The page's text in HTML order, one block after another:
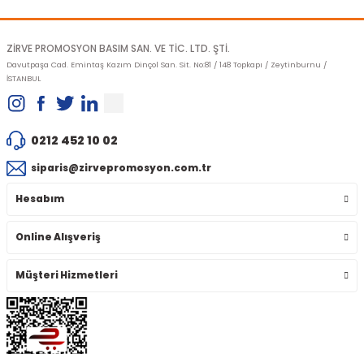
ZİRVE PROMOSYON BASIM SAN. VE TİC. LTD. ŞTİ.
Davutpaşa Cad. Emintaş Kazım Dinçol San. Sit. No:81 / 148 Topkapı / Zeytinburnu /
İSTANBUL
0212 452 10 02
siparis@zirvepromosyon.com.tr
Hesabım
Online Alışveriş
Müşteri Hizmetleri